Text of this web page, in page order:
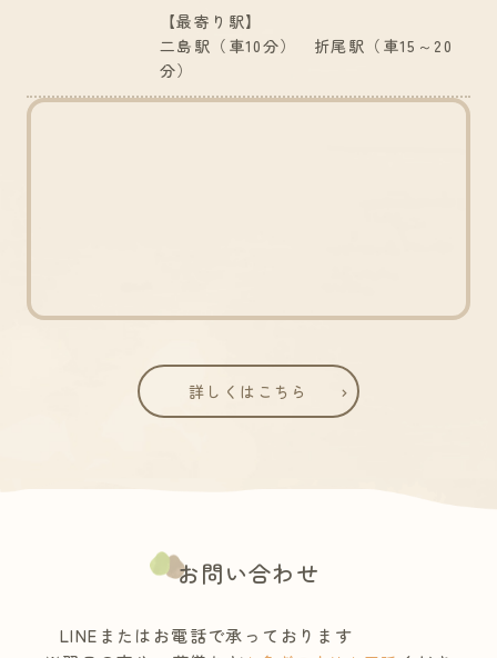
【最寄り駅】
二島駅（車10分） 折尾駅（車15～20
分）
詳しくはこちら
お問い合わせ
LINEまたはお電話で承っております